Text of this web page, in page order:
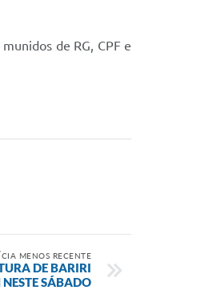
de RG, CPF e
MENOS RECENTE
DE BARIRI
SÁBADO